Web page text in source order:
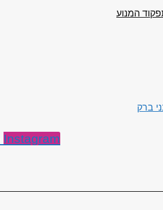
המנוע
Instagram